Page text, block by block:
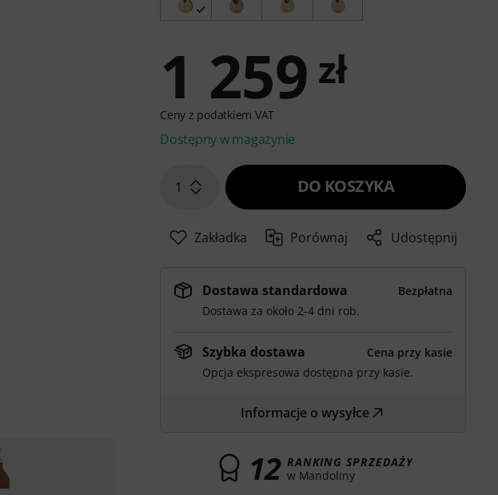
1 259 zł
Ceny z podatkiem VAT
Dostępny w magazynie
1 DO KOSZYKA
Zakładka Porównaj Udostępnij
Dostawa standardowa
Bezpłatna
Dostawa za około 2-4 dni rob.
Szybka dostawa
Cena przy kasie
Opcja ekspresowa dostępna przy kasie.
Informacje o wysyłce
12 RANKING SPRZEDAŻY
w Mandoliny